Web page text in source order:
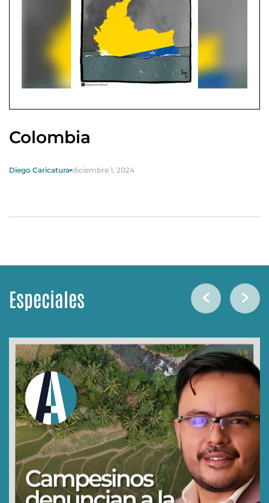
Colombia
Diego Caricatura diciembre 1, 2024
Especiales